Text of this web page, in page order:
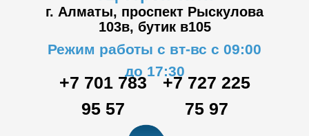
г. Алматы, проспект Рыскулова
103в, бутик в105
Режим работы с вт-вс с 09:00
до 17:30
+7 701 783
95 57
+7 727 225
75 97